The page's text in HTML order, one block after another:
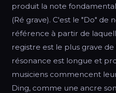
produit la note
(Ré grave). C'est le "Do" de
référence à partir de
registre est le plus grave
résonance est longue et
musiciens commencent
Ding, comme une ancre